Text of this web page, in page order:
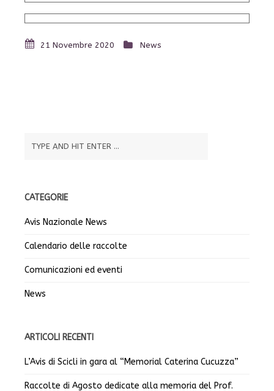
21 Novembre 2020 News
CATEGORIE
Avis Nazionale News
Calendario delle raccolte
Comunicazioni ed eventi
News
ARTICOLI RECENTI
L’Avis di Scicli in gara al “Memorial Caterina Cucuzza”
Raccolte di Agosto dedicate alla memoria del Prof.